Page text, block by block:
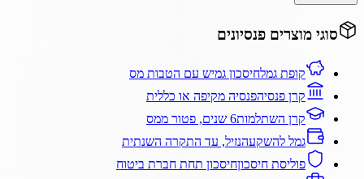
סוגי מוצרים פנסיונים
קופת גמלחיסכון גמיש עם הטבות מס
קרן פנסיהפנסיה מקיפה או כללית
קרן השתלמות6 שנים, פטור ממס
גמל להשקעהנזיל, עד התקרה השנתית
פוליסת חיסכוןחיסכון תחת חברת ביטוח